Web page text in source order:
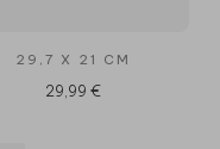
29,7 X 21 CM
29,99 €